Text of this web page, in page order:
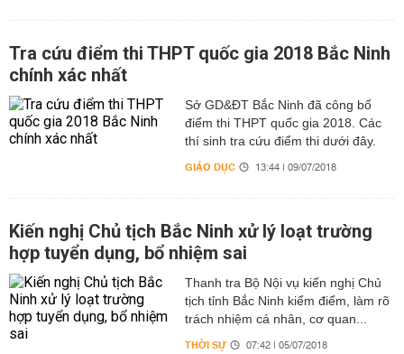
Tra cứu điểm thi THPT quốc gia 2018 Bắc Ninh
chính xác nhất
Sở GD&ĐT Bắc Ninh đã công bố
điểm thi THPT quốc gia 2018. Các
thí sinh tra cứu điểm thi dưới đây.
GIÁO DỤC 13:44 | 09/07/2018
Kiến nghị Chủ tịch Bắc Ninh xử lý loạt trường
hợp tuyển dụng, bổ nhiệm sai
Thanh tra Bộ Nội vụ kiến nghị Chủ
tịch tỉnh Bắc Ninh kiểm điểm, làm rõ
trách nhiệm cá nhân, cơ quan...
THỜI SỰ 07:42 | 05/07/2018